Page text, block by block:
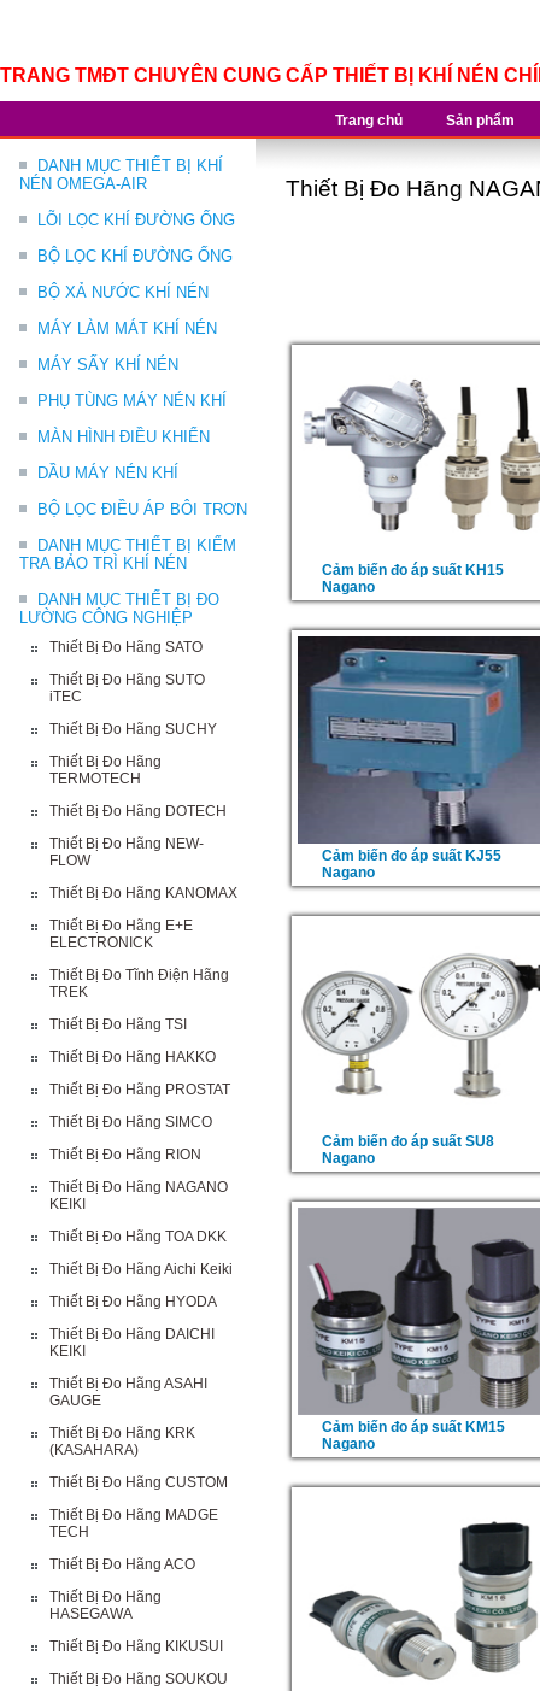
TRANG TMĐT CHUYÊN CUNG CẤP THIẾT BỊ KHÍ NÉN
Trang chủ Sản phẩm
DANH MỤC THIẾT BỊ KHÍ
NÉN OMEGA-AIR
LÕI LỌC KHÍ ĐƯỜNG ỐNG
BỘ LỌC KHÍ ĐƯỜNG ỐNG
BỘ XẢ NƯỚC KHÍ NÉN
MÁY LÀM MÁT KHÍ NÉN
MÁY SẤY KHÍ NÉN
PHỤ TÙNG MÁY NÉN KHÍ
MÀN HÌNH ĐIỀU KHIỂN
DẦU MÁY NÉN KHÍ
BỘ LỌC ĐIỀU ÁP BÔI TRƠN
DANH MỤC THIẾT BỊ KIỂM
TRA BẢO TRÌ KHÍ NÉN
DANH MỤC THIẾT BỊ ĐO
LƯỜNG CÔNG NGHIỆP
Thiết Bị Đo Hãng SATO
Thiết Bị Đo Hãng SUTO
iTEC
Thiết Bị Đo Hãng SUCHY
Thiết Bị Đo Hãng
TERMOTECH
Thiết Bị Đo Hãng DOTECH
Thiết Bị Đo Hãng NEW-
FLOW
Thiết Bị Đo Hãng KANOMAX
Thiết Bị Đo Hãng E+E
ELECTRONICK
Thiết Bị Đo Tĩnh Điện Hãng
TREK
Thiết Bị Đo Hãng TSI
Thiết Bị Đo Hãng HAKKO
Thiết Bị Đo Hãng PROSTAT
Thiết Bị Đo Hãng SIMCO
Thiết Bị Đo Hãng RION
Thiết Bị Đo Hãng NAGANO
KEIKI
Thiết Bị Đo Hãng TOA DKK
Thiết Bị Đo Hãng Aichi Keiki
Thiết Bị Đo Hãng HYODA
Thiết Bị Đo Hãng DAICHI
KEIKI
Thiết Bị Đo Hãng ASAHI
GAUGE
Thiết Bị Đo Hãng KRK
(KASAHARA)
Thiết Bị Đo Hãng CUSTOM
Thiết Bị Đo Hãng MADGE
TECH
Thiết Bị Đo Hãng ACO
Thiết Bị Đo Hãng
HASEGAWA
Thiết Bị Đo Hãng KIKUSUI
Thiết Bị Đo Hãng SOUKOU
Thiết Bị Đo Hãng
Cảm biến đo áp suất KH15
Nagano
Cảm biến đo áp suất KJ55
Nagano
Cảm biến đo áp suất SU8
Nagano
Cảm biến đo áp suất KM15
Nagano